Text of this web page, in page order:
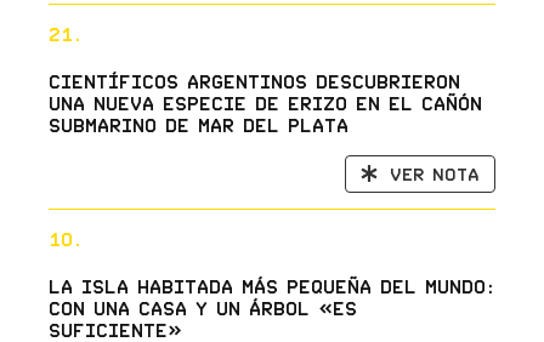
21.
Científicos argentinos descubrieron
una nueva especie de erizo en el cañón
submarino de Mar del Plata
Ver nota
10.
La isla habitada más pequeña del mundo:
con una casa y un árbol «es
suficiente»